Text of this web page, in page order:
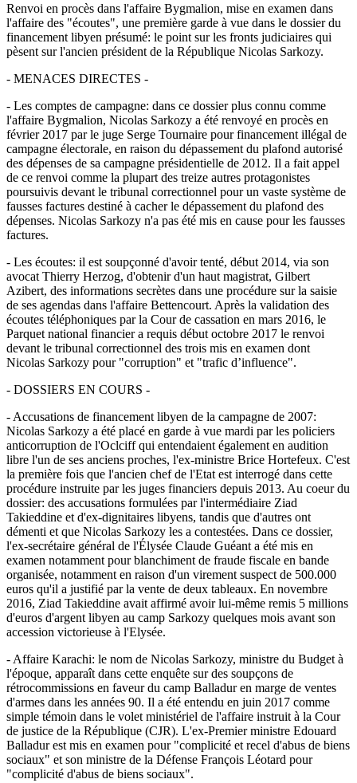
Renvoi en procès dans l'affaire Bygmalion, mise en examen dans
l'affaire des "écoutes", une première garde à vue dans le dossier du
financement libyen présumé: le point sur les fronts judiciaires qui
pèsent sur l'ancien président de la République Nicolas Sarkozy.
- MENACES DIRECTES -
- Les comptes de campagne: dans ce dossier plus connu comme
l'affaire Bygmalion, Nicolas Sarkozy a été renvoyé en procès en
février 2017 par le juge Serge Tournaire pour financement illégal de
campagne électorale, en raison du dépassement du plafond autorisé
des dépenses de sa campagne présidentielle de 2012. Il a fait appel
de ce renvoi comme la plupart des treize autres protagonistes
poursuivis devant le tribunal correctionnel pour un vaste système de
fausses factures destiné à cacher le dépassement du plafond des
dépenses. Nicolas Sarkozy n'a pas été mis en cause pour les fausses
factures.
- Les écoutes: il est soupçonné d'avoir tenté, début 2014, via son
avocat Thierry Herzog, d'obtenir d'un haut magistrat, Gilbert
Azibert, des informations secrètes dans une procédure sur la saisie
de ses agendas dans l'affaire Bettencourt. Après la validation des
écoutes téléphoniques par la Cour de cassation en mars 2016, le
Parquet national financier a requis début octobre 2017 le renvoi
devant le tribunal correctionnel des trois mis en examen dont
Nicolas Sarkozy pour "corruption" et "trafic d’influence".
- DOSSIERS EN COURS -
- Accusations de financement libyen de la campagne de 2007:
Nicolas Sarkozy a été placé en garde à vue mardi par les policiers
anticorruption de l'Oclciff qui entendaient également en audition
libre l'un de ses anciens proches, l'ex-ministre Brice Hortefeux. C'est
la première fois que l'ancien chef de l'Etat est interrogé dans cette
procédure instruite par les juges financiers depuis 2013. Au coeur du
dossier: des accusations formulées par l'intermédiaire Ziad
Takieddine et d'ex-dignitaires libyens, tandis que d'autres ont
démenti et que Nicolas Sarkozy les a contestées. Dans ce dossier,
l'ex-secrétaire général de l'Élysée Claude Guéant a été mis en
examen notamment pour blanchiment de fraude fiscale en bande
organisée, notamment en raison d'un virement suspect de 500.000
euros qu'il a justifié par la vente de deux tableaux. En novembre
2016, Ziad Takieddine avait affirmé avoir lui-même remis 5 millions
d'euros d'argent libyen au camp Sarkozy quelques mois avant son
accession victorieuse à l'Elysée.
- Affaire Karachi: le nom de Nicolas Sarkozy, ministre du Budget à
l'époque, apparaît dans cette enquête sur des soupçons de
rétrocommissions en faveur du camp Balladur en marge de ventes
d'armes dans les années 90. Il a été entendu en juin 2017 comme
simple témoin dans le volet ministériel de l'affaire instruit à la Cour
de justice de la République (CJR). L'ex-Premier ministre Edouard
Balladur est mis en examen pour "complicité et recel d'abus de biens
sociaux" et son ministre de la Défense François Léotard pour
"complicité d'abus de biens sociaux".